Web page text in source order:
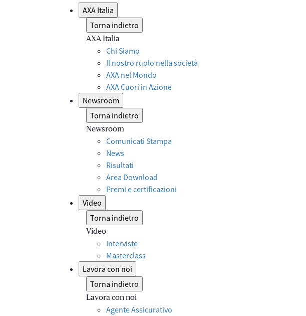
AXA Italia
Torna indietro
AXA Italia
Chi Siamo
Il nostro ruolo nella società
AXA nel Mondo
AXA Cuori in Azione
Newsroom
Torna indietro
Newsroom
Comunicati Stampa
News
Risultati
Area Download
Premi e certificazioni
Video
Torna indietro
Video
Interviste
Masterclass
Lavora con noi
Torna indietro
Lavora con noi
Agente Assicurativo